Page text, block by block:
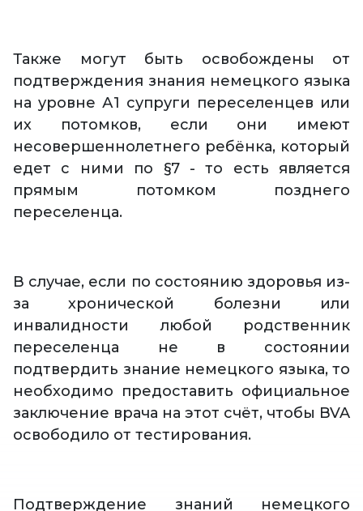
Также могут быть освобождены от
подтверждения знания немецкого языка
на уровне А1 супруги переселенцев или
их потомков, если они имеют
несовершеннолетнего ребёнка, который
едет с ними по §7 - то есть является
прямым потомком позднего
переселенца.
В случае, если по состоянию здоровья из-
за хронической болезни или
инвалидности любой родственник
переселенца не в состоянии
подтвердить знание немецкого языка, то
необходимо предоставить официальное
заключение врача на этот счёт, чтобы BVA
освободило от тестирования.
Подтверждение знаний немецкого